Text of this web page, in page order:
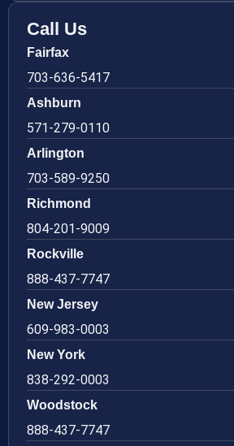
Call Us
Fairfax
703-636-5417
Ashburn
571-279-0110
Arlington
703-589-9250
Richmond
804-201-9009
Rockville
888-437-7747
New Jersey
609-983-0003
New York
838-292-0003
Woodstock
888-437-7747